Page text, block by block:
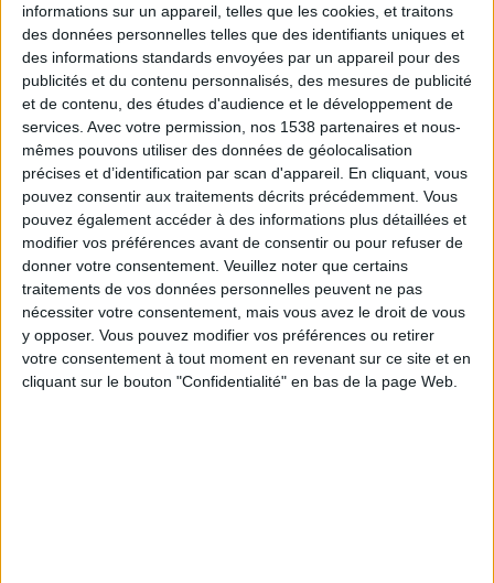
informations sur un appareil, telles que les cookies, et traitons
des données personnelles telles que des identifiants uniques et
des informations standards envoyées par un appareil pour des
publicités et du contenu personnalisés, des mesures de publicité
et de contenu, des études d'audience et le développement de
services. Avec votre permission, nos 1538 partenaires et nous-
mêmes pouvons utiliser des données de géolocalisation
précises et d’identification par scan d'appareil. En cliquant, vous
pouvez consentir aux traitements décrits précédemment. Vous
pouvez également accéder à des informations plus détaillées et
modifier vos préférences avant de consentir ou pour refuser de
donner votre consentement. Veuillez noter que certains
traitements de vos données personnelles peuvent ne pas
nécessiter votre consentement, mais vous avez le droit de vous
y opposer. Vous pouvez modifier vos préférences ou retirer
votre consentement à tout moment en revenant sur ce site et en
cliquant sur le bouton "Confidentialité" en bas de la page Web.
La règle N°1 pour maigrir : le déficit calorique